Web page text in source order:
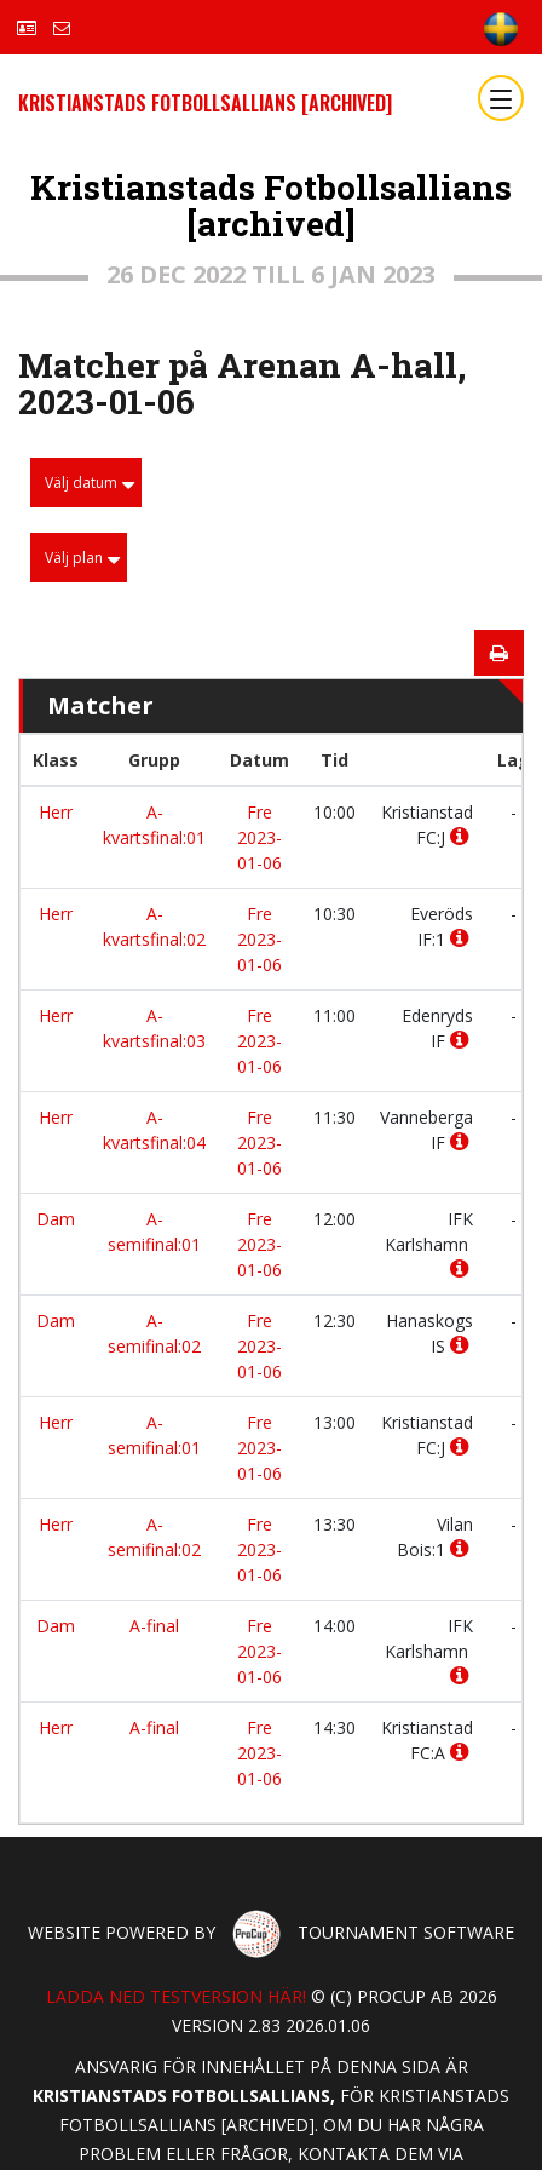
KRISTIANSTADS FOTBOLLSALLIANS [ARCHIVED]
Kristianstads Fotbollsallians
[archived]
26 DEC 2022 TILL 6 JAN 2023
Matcher på Arenan A-hall,
2023-01-06
Välj datum
Välj plan
Matcher
Klass Grupp Datum Tid Lag
Herr
A-
kvartsfinal:01
Fre
2023-
01-06
10:00
Kristianstad
FC:J
-
Herr
A-
kvartsfinal:02
Fre
2023-
01-06
10:30
Everöds
IF:1
-
Herr
A-
kvartsfinal:03
Fre
2023-
01-06
11:00
Edenryds
IF
-
Herr
A-
kvartsfinal:04
Fre
2023-
01-06
11:30
Vanneberga
IF
-
Dam
A-
semifinal:01
Fre
2023-
01-06
12:00
IFK
Karlshamn
-
Dam
A-
semifinal:02
Fre
2023-
01-06
12:30
Hanaskogs
IS
-
Herr
A-
semifinal:01
Fre
2023-
01-06
13:00
Kristianstad
FC:J
-
Herr
A-
semifinal:02
Fre
2023-
01-06
13:30
Vilan
Bois:1
-
Dam A-final
Fre
2023-
01-06
14:00
IFK
Karlshamn
-
Herr A-final
Fre
2023-
01-06
14:30
Kristianstad
FC:A
-
WEBSITE POWERED BY TOURNAMENT SOFTWARE
LADDA NED TESTVERSION HÄR! © (C) PROCUP AB 2026
VERSION 2.83 2026.01.06
ANSVARIG FÖR INNEHÅLLET PÅ DENNA SIDA ÄR
KRISTIANSTADS FOTBOLLSALLIANS, FÖR KRISTIANSTADS
FOTBOLLSALLIANS [ARCHIVED]. OM DU HAR NÅGRA
PROBLEM ELLER FRÅGOR, KONTAKTA DEM VIA